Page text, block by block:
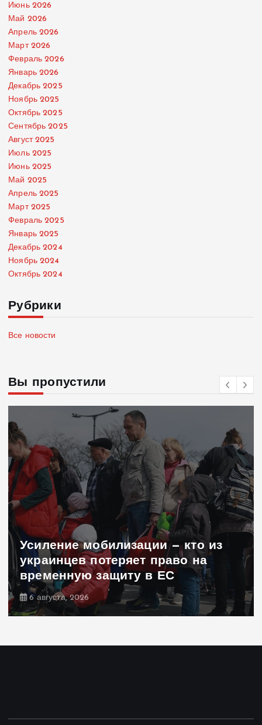
Июнь 2026
Май 2026
Апрель 2026
Март 2026
Февраль 2026
Январь 2026
Декабрь 2025
Ноябрь 2025
Октябрь 2025
Сентябрь 2025
Август 2025
Июль 2025
Июнь 2025
Май 2025
Апрель 2025
Март 2025
Февраль 2025
Январь 2025
Декабрь 2024
Ноябрь 2024
Октябрь 2024
Рубрики
Все новости
Вы пропустили
Усиление мобилизации — кто из
украинцев потеряет право на
временную защиту в ЕС
6 августа, 2026